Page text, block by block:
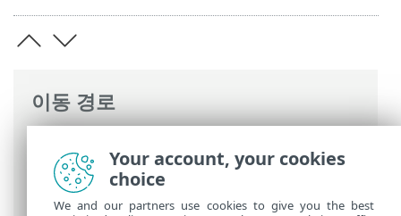
이동 경로
ESET PROTECT 사용>ESET PROTECT 기본
메뉴>자세히> 컴퓨터 사용자
Your account, your cookies
choice
We and our partners use cookies to give you the best